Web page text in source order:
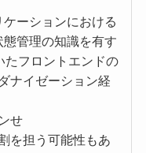
ーションにおける
管理の知識を有す
たフロントエンドの
ナイゼーション経
せ
を担う可能性もあ